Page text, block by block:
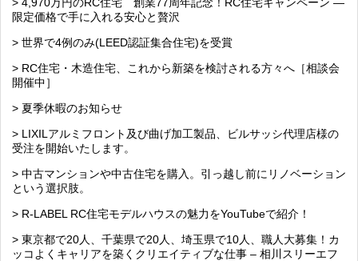
限定価格で手に入れる安心と贅沢
> 世界で4例のみ(LEED認証集合住宅)を受賞
> RC住宅・木造住宅、これから新築を検討される方々へ［相談会
開催中］
> 夏季休暇のお知らせ
> LIXILアルミフロント及び曲げ加工製品、ビルサッシ代理店様の
受注を開始いたします。
> 中古マンションや中古住宅を購入。引っ越し前にリノベーション
という選択肢。
> R-LABEL RC住宅モデルハウスの魅力をYouTubeで紹介！
> 東京都で20人、千葉県で20人、埼玉県で10人、職人大募集！カ
ッコよくキャリアを築くクリエイティブな仕事 – 相川スリーエフ